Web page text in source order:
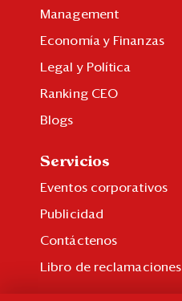
Management
Economía y Finanzas
Legal y Política
Ranking CEO
Blogs
Servicios
Eventos corporativos
Publicidad
Contáctenos
Libro de reclamaciones